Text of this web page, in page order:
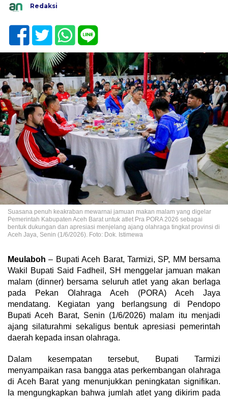
Redaksi
Suasana penuh keakraban mewarnai jamuan makan malam yang digelar
Pemerintah Kabupaten Aceh Barat untuk atlet Pra PORA 2026 sebagai
bentuk dukungan dan apresiasi menjelang ajang olahraga tingkat provinsi di
Aceh Jaya, Senin (1/6/2026). Foto: Dok. Istimewa
Meulaboh – Bupati Aceh Barat, Tarmizi, SP, MM bersama
Wakil Bupati Said Fadheil, SH menggelar jamuan makan
malam (dinner) bersama seluruh atlet yang akan berlaga
pada Pekan Olahraga Aceh (PORA) Aceh Jaya
mendatang. Kegiatan yang berlangsung di Pendopo
Bupati Aceh Barat, Senin (1/6/2026) malam itu menjadi
ajang silaturahmi sekaligus bentuk apresiasi pemerintah
daerah kepada insan olahraga.
Dalam kesempatan tersebut, Bupati Tarmizi
menyampaikan rasa bangga atas perkembangan olahraga
di Aceh Barat yang menunjukkan peningkatan signifikan.
Ia mengungkapkan bahwa jumlah atlet yang dikirim pada